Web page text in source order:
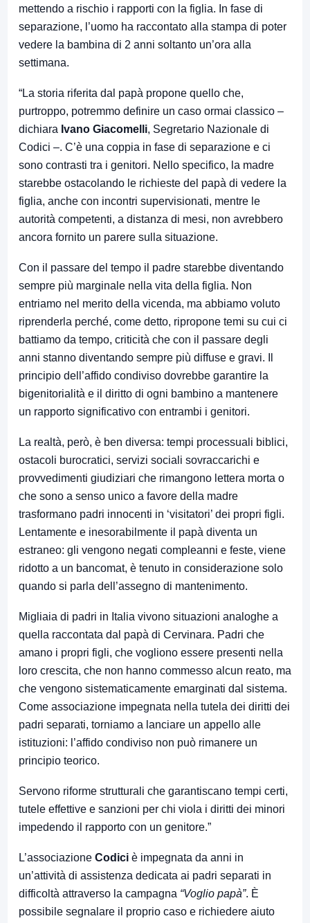
mettendo a rischio i rapporti con la figlia. In fase di
separazione, l’uomo ha raccontato alla stampa di poter
vedere la bambina di 2 anni soltanto un’ora alla
settimana.
“La storia riferita dal papà propone quello che,
purtroppo, potremmo definire un caso ormai classico –
dichiara Ivano Giacomelli, Segretario Nazionale di
Codici –. C’è una coppia in fase di separazione e ci
sono contrasti tra i genitori. Nello specifico, la madre
starebbe ostacolando le richieste del papà di vedere la
figlia, anche con incontri supervisionati, mentre le
autorità competenti, a distanza di mesi, non avrebbero
ancora fornito un parere sulla situazione.
Con il passare del tempo il padre starebbe diventando
sempre più marginale nella vita della figlia. Non
entriamo nel merito della vicenda, ma abbiamo voluto
riprenderla perché, come detto, ripropone temi su cui ci
battiamo da tempo, criticità che con il passare degli
anni stanno diventando sempre più diffuse e gravi. Il
principio dell’affido condiviso dovrebbe garantire la
bigenitorialità e il diritto di ogni bambino a mantenere
un rapporto significativo con entrambi i genitori.
La realtà, però, è ben diversa: tempi processuali biblici,
ostacoli burocratici, servizi sociali sovraccarichi e
provvedimenti giudiziari che rimangono lettera morta o
che sono a senso unico a favore della madre
trasformano padri innocenti in ‘visitatori’ dei propri figli.
Lentamente e inesorabilmente il papà diventa un
estraneo: gli vengono negati compleanni e feste, viene
ridotto a un bancomat, è tenuto in considerazione solo
quando si parla dell’assegno di mantenimento.
Migliaia di padri in Italia vivono situazioni analoghe a
quella raccontata dal papà di Cervinara. Padri che
amano i propri figli, che vogliono essere presenti nella
loro crescita, che non hanno commesso alcun reato, ma
che vengono sistematicamente emarginati dal sistema.
Come associazione impegnata nella tutela dei diritti dei
padri separati, torniamo a lanciare un appello alle
istituzioni: l’affido condiviso non può rimanere un
principio teorico.
Servono riforme strutturali che garantiscano tempi certi,
tutele effettive e sanzioni per chi viola i diritti dei minori
impedendo il rapporto con un genitore.”
L’associazione Codici è impegnata da anni in
un’attività di assistenza dedicata ai padri separati in
difficoltà attraverso la campagna “Voglio papà”. È
possibile segnalare il proprio caso e richiedere aiuto